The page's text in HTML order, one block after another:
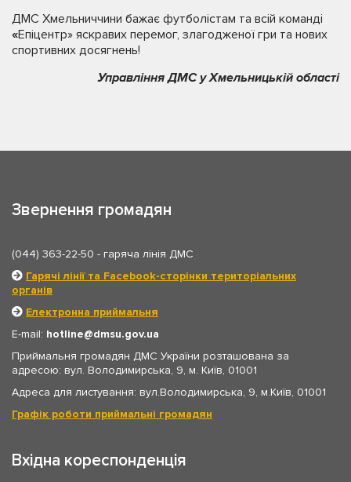
ДМС Хмельниччини бажає футболістам та всій команді
«Епіцентр» яскравих перемог, злагодженої гри та нових
спортивних досягнень!
Управління ДМС у Хмельницькій області
Звернення громадян
(044) 363-22-50 - гаряча лінія ДМС
Гарячі лінії та Facebook-сторінки територіальних
органів
Електронна приймальня
E-mail: hotline
dmsu.gov.ua
Приймальня громадян ДМС України розташована за
адресою: вул. Володимирська, 9, м. Київ, 01001
Адреса для листування: вул.Володимирська, 9, м.Київ, 01001
Графік роботи приймальні громадян
Вхідна кореспонденція